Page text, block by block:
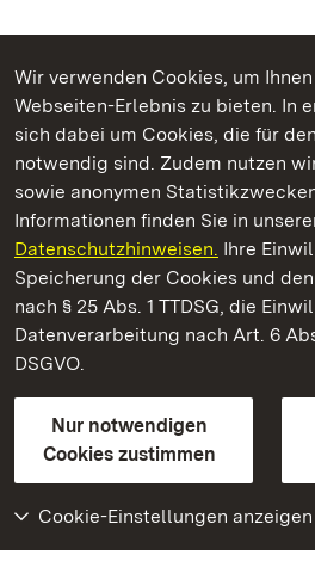
Wir verwenden Cookies, um
Webseiten-Erlebnis zu bieten. In
sich dabei um Cookies, die für
notwendig sind. Zudem nutzen
sowie anonymen
Informationen finden Sie in
Datenschutzhinweisen. Ihre
Speicherung der Cookies und
nach § 25 Abs. 1 TTDSG, die
Datenverarbeitung nach Art. 6
DSGVO.
Nur notwendigen
Cookies zustimmen
Cookie-Einstellungen anzeigen
Kommen. Staunen. Genießen.
Altes Schloss Hohenbaden
Staatliche Schlösser und Gärten
Kontakt
GebärdenspracheLeichte
Erklärung zur Barrierefreiheit
BITV-konform (geprüfte Seiten)
Weiteres